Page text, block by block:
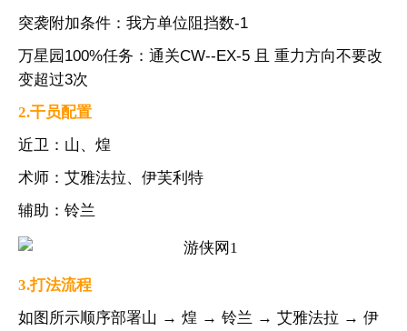
突袭附加条件：我方单位阻挡数-1
万星园100%任务：通关CW--EX-5 且 重力方向不要改
变超过3次
2.干员配置
近卫：山、煌
术师：艾雅法拉、伊芙利特
辅助：铃兰
3.打法流程
如图所示顺序部署山 → 煌 → 铃兰 → 艾雅法拉 → 伊